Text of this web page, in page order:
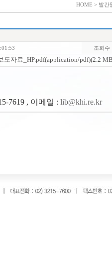
HOME > 발간
조회수
자료_HP.pdf(application/pdf)(2.2
7619 , 이메일 : lib@khi.re.kr